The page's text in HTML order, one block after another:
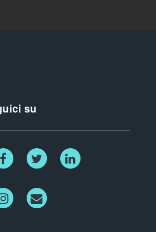
su
Facebook Twitter
Instagram